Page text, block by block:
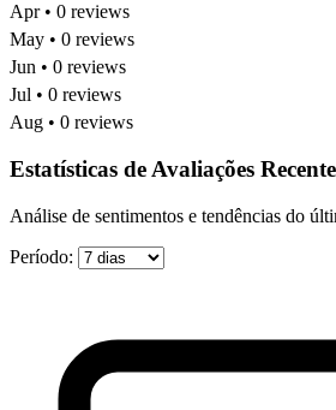
Apr • 0 reviews
May • 0 reviews
Jun • 0 reviews
Jul • 0 reviews
Aug • 0 reviews
Estatísticas de Avaliações
Análise de sentimentos e tendências do
Período: